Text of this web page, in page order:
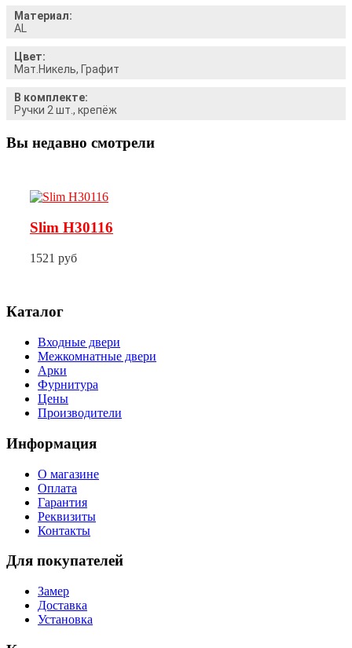
Материал:
AL
Цвет:
Мат.Никель, Графит
В комплекте:
Ручки 2 шт., крепёж
Вы недавно смотрели
Slim H30116
1521 руб
Каталог
Входные двери
Межкомнатные двери
Арки
Фурнитура
Цены
Производители
Информация
О магазине
Оплата
Гарантия
Реквизиты
Контакты
Для покупателей
Замер
Доставка
Установка